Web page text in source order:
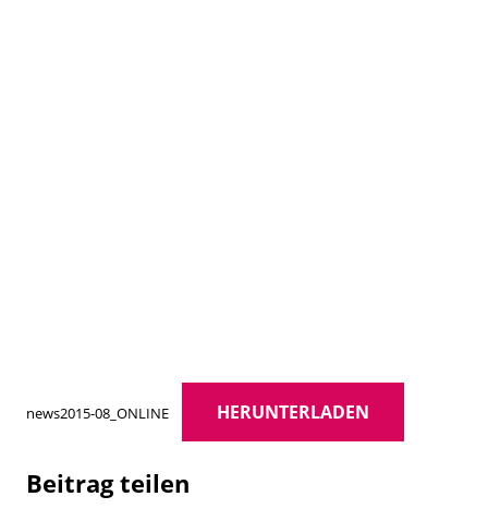
news2015-08_ONLINE HERUNTERLADEN
Beitrag teilen